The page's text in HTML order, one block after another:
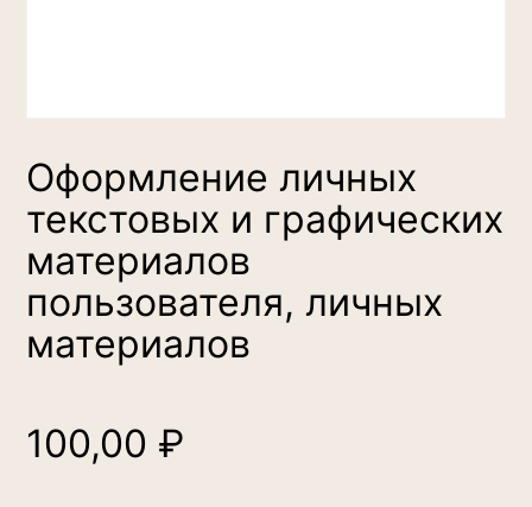
Оформление личных
текстовых и графических
материалов
пользователя, личных
материалов
100,00 ₽